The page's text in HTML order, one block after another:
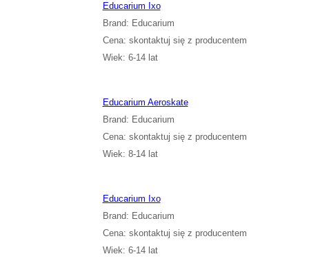
Educarium Ixo
Brand: Educarium
Cena: skontaktuj się z producentem
Wiek: 6-14 lat
Educarium Aeroskate
Brand: Educarium
Cena: skontaktuj się z producentem
Wiek: 8-14 lat
Educarium Ixo
Brand: Educarium
Cena: skontaktuj się z producentem
Wiek: 6-14 lat